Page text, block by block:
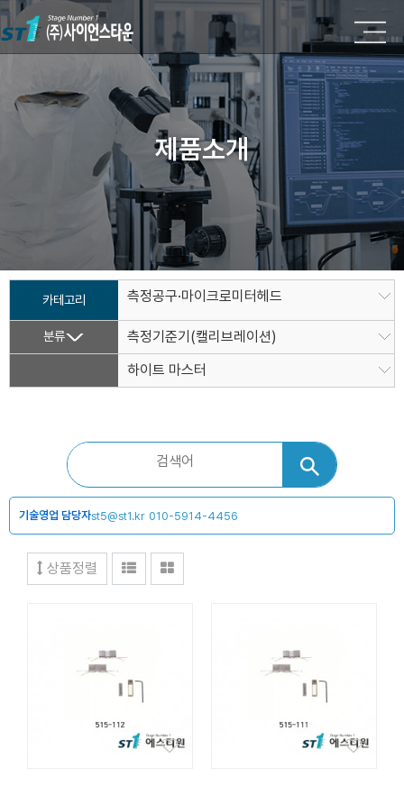
제품소개
카테고리 측정공구·마이크로미터헤드
분류
측정기준기(캘리브레이션)
하이트 마스터
기술영업 담당자st5@st1.kr 010-5914-4456
상품정렬